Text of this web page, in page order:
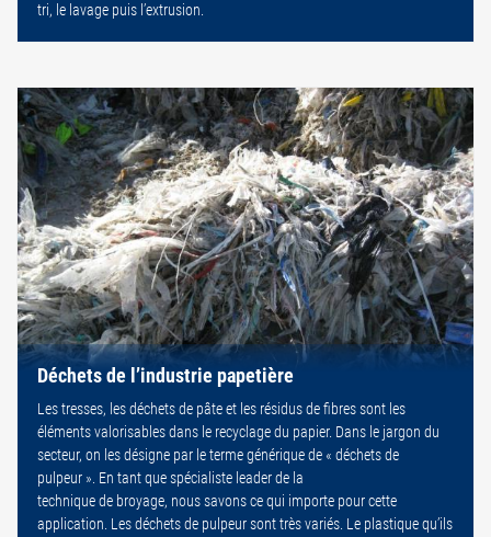
tri, le lavage puis l’extrusion.
Déchets de l’industrie papetière
Les tresses, les déchets de pâte et les résidus de fibres sont les
éléments valorisables dans le recyclage du papier. Dans le jargon du
secteur, on les désigne par le terme générique de « déchets de
pulpeur ». En tant que spécialiste leader de la
technique de broyage, nous savons ce qui importe pour cette
application. Les déchets de pulpeur sont très variés. Le plastique qu’ils